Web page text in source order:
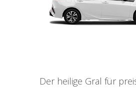
Der heilige Gral für